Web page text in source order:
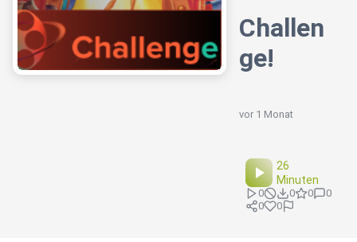
Challen
ge!
vor 1 Monat
26
Minuten
0 0 0
0
0
0